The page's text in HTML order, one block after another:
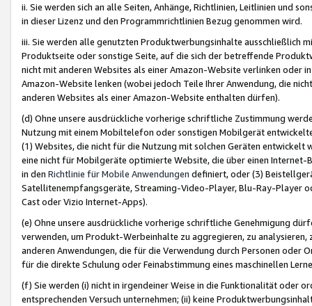
ii. Sie werden sich an alle Seiten, Anhänge, Richtlinien, Leitlinien und
in dieser Lizenz und den Programmrichtlinien Bezug genommen wird.
iii. Sie werden alle genutzten Produktwerbungsinhalte ausschließlich
Produktseite oder sonstige Seite, auf die sich der betreffende
nicht mit anderen Websites als einer Amazon-Website verlinken oder
Amazon-Website lenken (wobei jedoch Teile Ihrer Anwendung, die
anderen Websites als einer Amazon-Website enthalten dürfen).
(d) Ohne unsere ausdrückliche vorherige schriftliche Zustimmung
Nutzung mit einem Mobiltelefon oder sonstigen Mobilgerät
(1) Websites, die nicht für die Nutzung mit solchen Geräten
eine nicht für Mobilgeräte optimierte Website, die über einen
in den Richtlinie für Mobile Anwendungen definiert, oder (3)
Satellitenempfangsgeräte, Streaming-Video-Player, Blu-Ray-Player
Cast oder Vizio Internet-Apps).
(e) Ohne unsere ausdrückliche vorherige schriftliche Genehmigung
verwenden, um Produkt-Werbeinhalte zu aggregieren, zu
anderen Anwendungen, die für die Verwendung durch Personen
für die direkte Schulung oder Feinabstimmung eines maschinellen
(f) Sie werden (i) nicht in irgendeiner Weise in die Funktionalität oder
entsprechenden Versuch unternehmen; (ii) keine